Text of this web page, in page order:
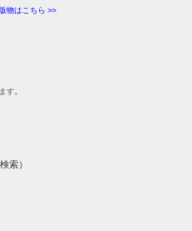
物はこちら >>
す。
索）